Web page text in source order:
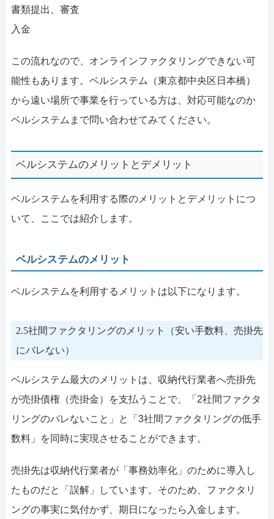
書類提出、審査
入金
この流れなので、オンラインファクタリングできない可
能性もあります。ベルシステム（東京都中央区日本橋）
から遠い場所で事業を行っている方は、対応可能なのか
ベルシステムまで問い合わせてみてください。
ベルシステムのメリットとデメリット
ベルシステムを利用する際のメリットとデメリットにつ
いて、ここでは紹介します。
ベルシステムのメリット
ベルシステムを利用するメリットは以下になります。
2.5社間ファクタリングのメリット（安い手数料、売掛先
にバレない）
ベルシステム最大のメリットは、収納代行業者へ売掛先
が売掛債権（売掛金）を支払うことで、「2社間ファクタ
リングのバレないこと」と「3社間ファクタリングの低手
数料」を同時に実現させることができます。
売掛先は収納代行業者が「事務効率化」のために導入し
たものだと「誤解」しています。そのため、ファクタリ
ングの事実に気付かず、期日になったら入金します。